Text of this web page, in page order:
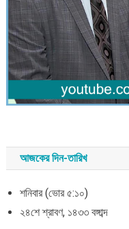
আজকের দিন-তারিখ
শনিবার (ভোর ৫:১০)
২৪শে শ্রাবণ, ১৪৩৩ বঙ্গাব্দ